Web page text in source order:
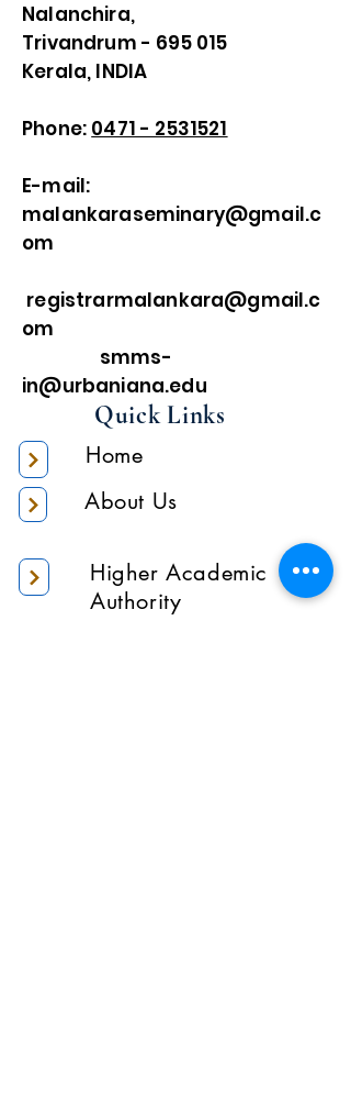
Nalanchira,
Trivandrum - 695 015
Kerala, INDIA
Phone: 0471 - 2531521
E-mail:
malankaraseminary@gmail.c
om
registrarmalankara@gmail.c
om
smms-
in@urbaniana.edu
Quick Links
Home
About Us
Higher Academic
Authority